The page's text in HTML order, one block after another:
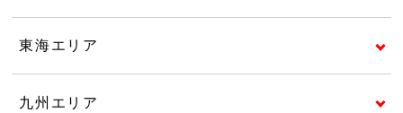
東海エリア
九州エリア